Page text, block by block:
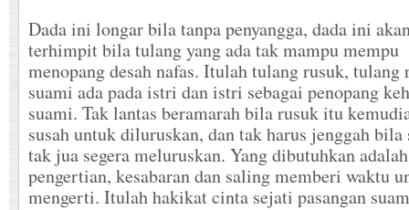
Dada ini longar bila tanpa penyangga, dada ini
terhimpit bila tulang yang ada tak mampu mempu
menopang desah nafas. Itulah tulang rusuk, tulang
suami ada pada istri dan istri sebagai penopang
suami. Tak lantas beramarah bila rusuk itu
susah untuk diluruskan, dan tak harus jenggah bila
tak jua segera meluruskan. Yang dibutuhkan adalah
pengertian, kesabaran dan saling memberi waktu
mengerti. Itulah hakikat cinta sejati pasangan